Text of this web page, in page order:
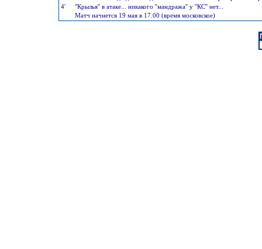
4'
''Крылья'' в атаке... никакого ''мандража'' у ''КС'' нет...
Матч начнется 19 мая в 17.00 (время московское)